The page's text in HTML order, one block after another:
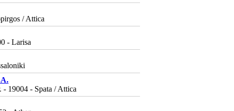
/ Attica
- Larisa
19004 - Spata / Attica